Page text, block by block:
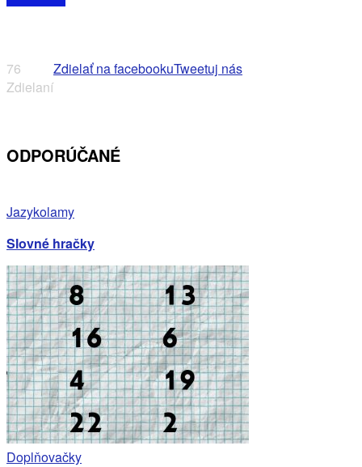
76
Zdielaní
Zdielať na facebookuTweetuj nás
ODPORÚČANÉ
Jazykolamy
Slovné hračky
Doplňovačky